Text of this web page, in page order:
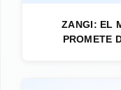
ZANGI: EL
PROMETE